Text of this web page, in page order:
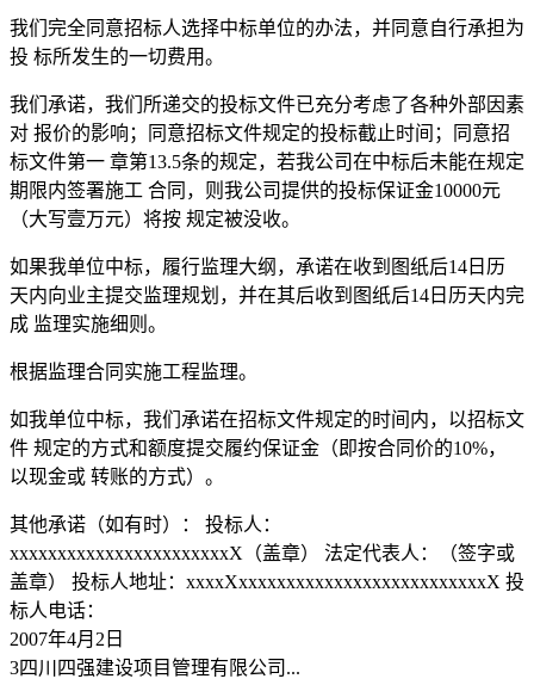
我们完全同意招标人选择中标单位的办法，并同意自行承担为
投 标所发生的一切费用。
我们承诺，我们所递交的投标文件已充分考虑了各种外部因素
对 报价的影响；同意招标文件规定的投标截止时间；同意招
标文件第一 章第13.5条的规定，若我公司在中标后未能在规定
期限内签署施工 合同，则我公司提供的投标保证金10000元
（大写壹万元）将按 规定被没收。
如果我单位中标，履行监理大纲，承诺在收到图纸后14日历
天内向业主提交监理规划，并在其后收到图纸后14日历天内完
成 监理实施细则。
根据监理合同实施工程监理。
如我单位中标，我们承诺在招标文件规定的时间内，以招标文
件 规定的方式和额度提交履约保证金（即按合同价的10%，
以现金或 转账的方式）。
其他承诺（如有时）： 投标人：
xxxxxxxxxxxxxxxxxxxxxxxX（盖章） 法定代表人：（签字或
盖章） 投标人地址：xxxxXxxxxxxxxxxxxxxxxxxxxxxxxxxX 投
标人电话：
2007年4月2日
3四川四强建设项目管理有限公司...